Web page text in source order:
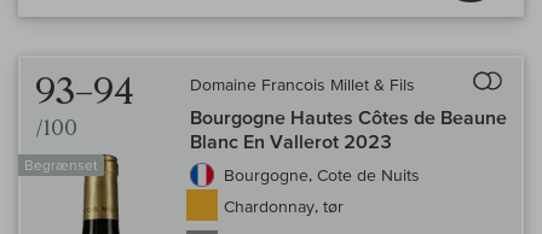
93–94
/100
Begrænset
Domaine Francois Millet & Fils
Bourgogne Hautes Côtes de Beaune
Blanc En Vallerot 2023
Bourgogne, Cote de Nuits
Chardonnay, tør